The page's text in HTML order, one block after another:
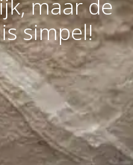
maar de
simpel!